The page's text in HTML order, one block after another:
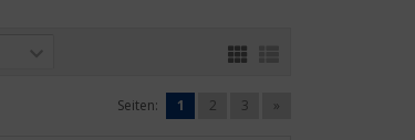
Seiten: 1 2 3 »